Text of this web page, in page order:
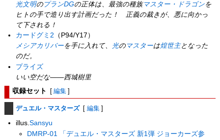
光文明の プランDGの正体は、最強の種族マスター・ドラゴンを
ヒトの手で造り出す計画だった！ 正義の裁きが、悪に向かっ
て下される！
カードグミ2 （P94/Y17）
メシアカリバーを手に入れて、 光の マスターは煌世主となった
のだ。
プライズ
いい空だな――西城樹里
収録セット [ 編集 ]
デュエル・マスターズ [ 編集 ]
illus.Sansyu
DMRP-01 「デュエル・マスターズ 新1弾 ジョーカーズ参